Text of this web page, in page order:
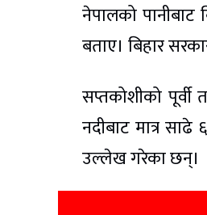
नेपालको पानीबाट
बताए। बिहार
सप्तकोशीको
नदीबाट मात्र
उल्लेख गरेका छन्।